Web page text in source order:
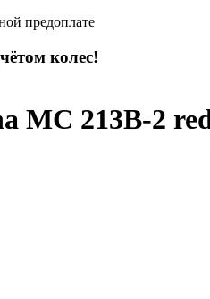
предоплате
колес!
MC 213B-2